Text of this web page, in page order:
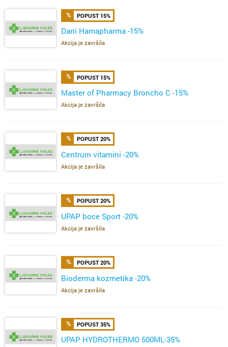
POPUST 15%
Dani Hamapharma -15%
Akcija je završila
POPUST 15%
Master of Pharmacy Broncho C -15%
Akcija je završila
POPUST 20%
Centrum vitamini -20%
Akcija je završila
POPUST 20%
UPAP boce Sport -20%
Akcija je završila
POPUST 20%
Bioderma kozmetika -20%
Akcija je završila
POPUST 35%
UPAP HYDROTHERMO 500ML-35%